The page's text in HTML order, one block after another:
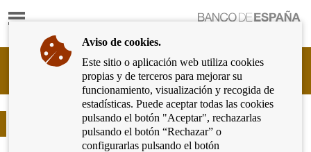
Mostrar
Ir
página
de
inicio
del
Banco
de
España
Cliente
Bancario
Banco
España
Eurosistema,
Aviso de cookies.
Este sitio o aplicación web utiliza cookies
propias y de terceros para mejorar su
funcionamiento, visualización y recogida de
estadísticas. Puede aceptar todas las cookies
pulsando el botón "Aceptar", rechazarlas
pulsando el botón “Rechazar” o
configurarlas pulsando el botón